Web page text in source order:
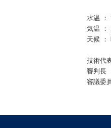
水温
気温
天候
技術代
審判長
審議委